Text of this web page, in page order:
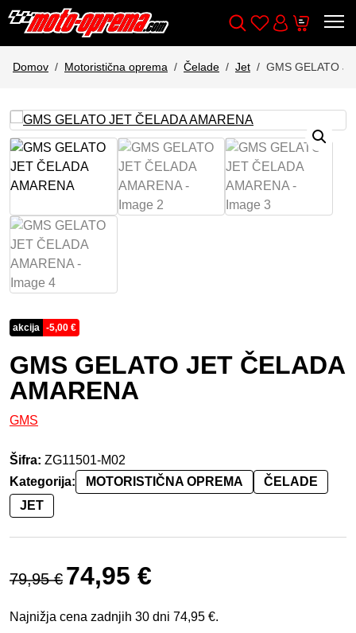
Wishlist
Cart
Domov Motoristična oprema Čelade Jet GMS GELATO
akcija -5,00 €
GMS GELATO JET ČELADA
AMARENA
GMS
Šifra: ZG11501-M02
Kategorija:
MOTORISTIČNA OPREMA
ČELADE
JET
79,95€
Izvirna cena je bila: 79,95 €.
74,95 €
Najnižja cena zadnjih 30 dni 74,95 €.